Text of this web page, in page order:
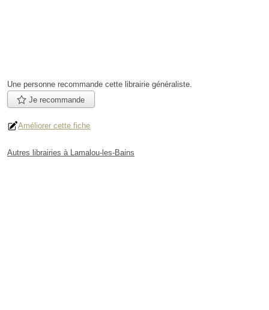
Une personne recommande cette librairie généraliste.
Je recommande
Améliorer cette fiche
Autres librairies à Lamalou-les-Bains